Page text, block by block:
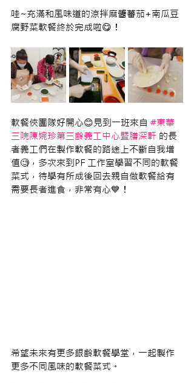
哇~充滿和風味道的涼拌麻醬蕃茄+南瓜豆
腐野菜軟餐終於完成啦😋！
軟餐俠團隊好開心😊見到一班來自 #東華
三院陳婉珍第三齡義工中心暨膳深軒 的長
者義工們在製作軟餐的路途上不斷自我增
值🧐，多次來到PF 工作室學習不同的軟餐
菜式，待學有所成後回去親自做軟餐給有
需要長者進食，非常有心💙！
希望未來有更多銀齡軟餐學堂，一起製作
更多不同風味的軟餐菜式。